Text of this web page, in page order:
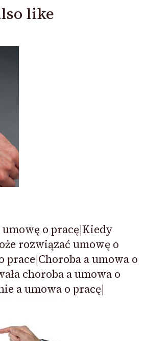
like
o pracę|Kiedy
rozwiązać umowę o
prace|Choroba a umowa o
choroba a umowa o
a umowa o pracę|